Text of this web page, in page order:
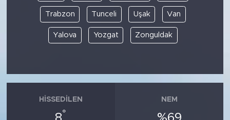
Trabzon Tunceli Uşak Van
Yalova Yozgat Zonguldak
HISSEDILEN
°
NEM